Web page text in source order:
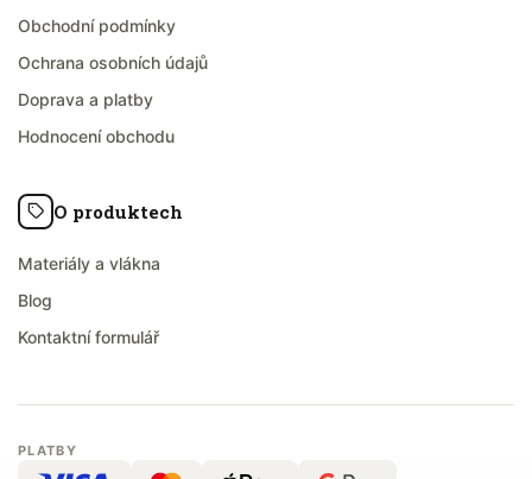
Obchodní podmínky
Ochrana osobních údajů
Doprava a platby
Hodnocení obchodu
O produktech
Materiály a vlákna
Blog
Kontaktní formulář
PLATBY